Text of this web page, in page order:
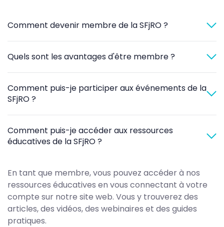
Comment devenir membre de la SFjRO ?
Quels sont les avantages d'être membre ?
Comment puis-je participer aux événements de la
SFjRO ?
Comment puis-je accéder aux ressources
éducatives de la SFjRO ?
En tant que membre, vous pouvez accéder à nos
ressources éducatives en vous connectant à votre
compte sur notre site web. Vous y trouverez des
articles, des vidéos, des webinaires et des guides
pratiques.